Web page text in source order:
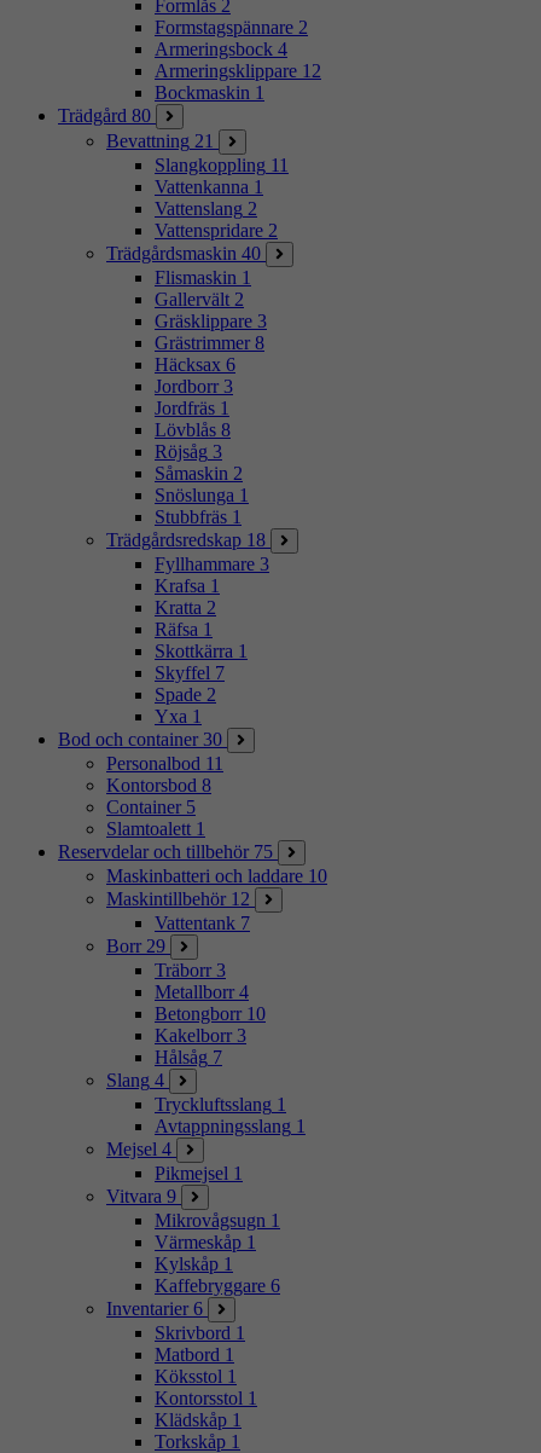
Formlås 2
Formstagspännare 2
Armeringsbock 4
Armeringsklippare 12
Bockmaskin 1
Trädgård 80
Bevattning 21
Slangkoppling 11
Vattenkanna 1
Vattenslang 2
Vattenspridare 2
Trädgårdsmaskin 40
Flismaskin 1
Gallervält 2
Gräsklippare 3
Grästrimmer 8
Häcksax 6
Jordborr 3
Jordfräs 1
Lövblås 8
Röjsåg 3
Såmaskin 2
Snöslunga 1
Stubbfräs 1
Trädgårdsredskap 18
Fyllhammare 3
Krafsa 1
Kratta 2
Räfsa 1
Skottkärra 1
Skyffel 7
Spade 2
Yxa 1
Bod och container 30
Personalbod 11
Kontorsbod 8
Container 5
Slamtoalett 1
Reservdelar och tillbehör 75
Maskinbatteri och laddare 10
Maskintillbehör 12
Vattentank 7
Borr 29
Träborr 3
Metallborr 4
Betongborr 10
Kakelborr 3
Hålsåg 7
Slang 4
Tryckluftsslang 1
Avtappningsslang 1
Mejsel 4
Pikmejsel 1
Vitvara 9
Mikrovågsugn 1
Värmeskåp 1
Kylskåp 1
Kaffebryggare 6
Inventarier 6
Skrivbord 1
Matbord 1
Köksstol 1
Kontorsstol 1
Klädskåp 1
Torkskåp 1